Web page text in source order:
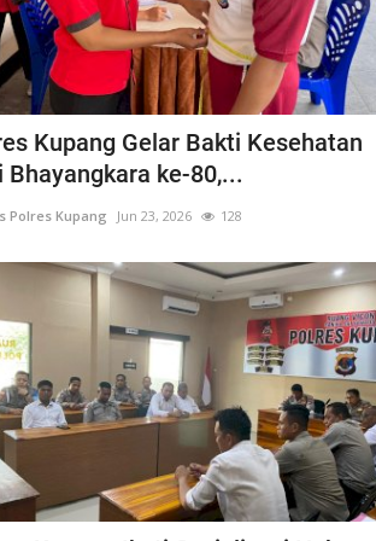
Kupang Gelar Bakti Kesehatan
Bhayangkara ke-80,...
Polres Kupang Jun 23, 2026 128
BERANDA
Kapolres kupang AKBP
intruksikan jajaran polres...
Humas Polres Kupang Des 29, 2019 2149